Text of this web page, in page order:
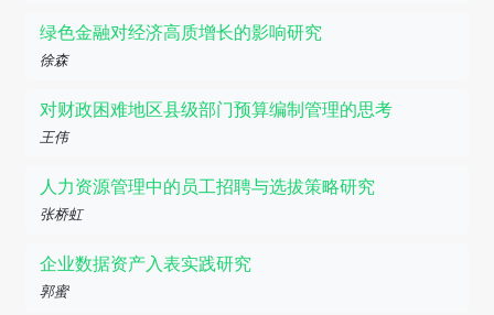
绿色金融对经济高质增长的影响研究
徐森
对财政困难地区县级部门预算编制管理的思考
王伟
人力资源管理中的员工招聘与选拔策略研究
张桥虹
企业数据资产入表实践研究
郭蜜